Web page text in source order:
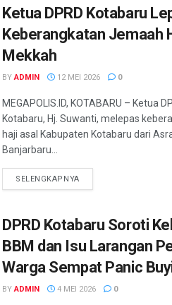
Ketua DPRD Kotabaru
Keberangkatan Jemaah
Mekkah
BY ADMIN 12 MEI 2026 0
MEGAPOLIS.ID, KOTABARU – Ketua
Kotabaru, Hj. Suwanti, melepas
haji asal Kabupaten Kotabaru dari
Banjarbaru...
SELENGKAPNYA
DPRD Kotabaru Soroti
BBM dan Isu Larangan
Warga Sempat Panic
BY ADMIN 4 MEI 2026 0